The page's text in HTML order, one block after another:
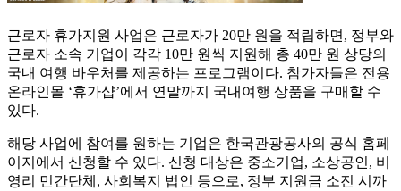
근로자 휴가지원 사업은 근로자가 20만 원을 적립하면, 정부와
근로자 소속 기업이 각각 10만 원씩 지원해 총 40만 원 상당의
국내 여행 바우처를 제공하는 프로그램이다. 참가자들은 전용
온라인몰 ‘휴가샵’에서 연말까지 국내여행 상품을 구매할 수
있다.
해당 사업에 참여를 원하는 기업은 한국관광공사의 공식 홈페
이지에서 신청할 수 있다. 신청 대상은 중소기업, 소상공인, 비
영리 민간단체, 사회복지 법인 등으로, 정부 지원금 소진 시까